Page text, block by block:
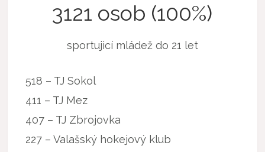
3121 osob (100%)
sportujicí mládež do 21 let
518 – TJ Sokol
411 – TJ Mez
407 – TJ Zbrojovka
227 – Valašský hokejový klub